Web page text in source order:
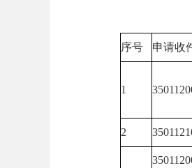
序号 申请收
1
2